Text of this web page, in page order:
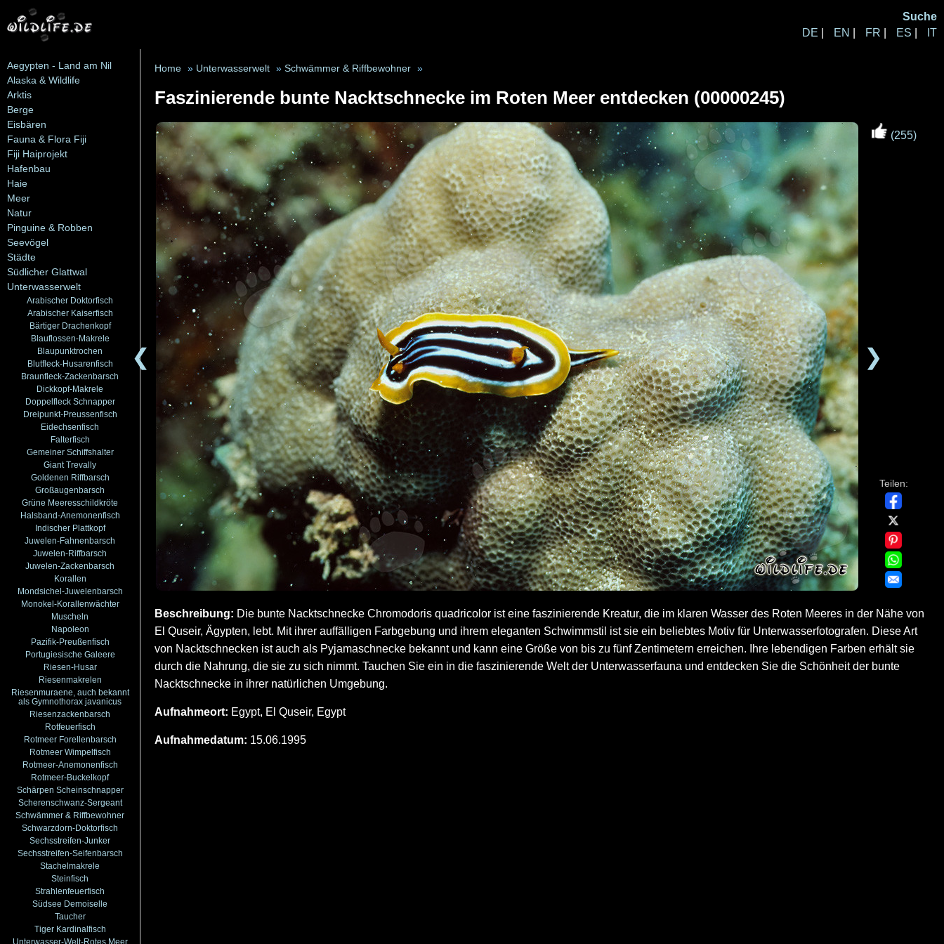
Suche
DE
EN FR ES IT
Aegypten - Land am Nil
Alaska & Wildlife
Arktis
Berge
Eisbären
Fauna & Flora Fiji
Fiji Haiprojekt
Hafenbau
Haie
Meer
Natur
Pinguine & Robben
Seevögel
Städte
Südlicher Glattwal
Unterwasserwelt
Arabischer Doktorfisch
Arabischer Kaiserfisch
Bärtiger Drachenkopf
Blauflossen-Makrele
Blaupunktrochen
Blutfleck-Husarenfisch
Braunfleck-Zackenbarsch
Dickkopf-Makrele
Doppelfleck Schnapper
Dreipunkt-Preussenfisch
Eidechsenfisch
Falterfisch
Gemeiner Schiffshalter
Giant Trevally
Goldenen Riffbarsch
Großaugenbarsch
Grüne Meeresschildkröte
Halsband-Anemonenfisch
Indischer Plattkopf
Juwelen-Fahnenbarsch
Juwelen-Riffbarsch
Juwelen-Zackenbarsch
Korallen
Mondsichel-Juwelenbarsch
Monokel-Korallenwächter
Muscheln
Napoleon
Pazifik-Preußenfisch
Portugiesische Galeere
Riesen-Husar
Riesenmakrelen
Riesenmuraene, auch bekannt
als Gymnothorax javanicus
Riesenzackenbarsch
Rotfeuerfisch
Rotmeer Forellenbarsch
Rotmeer Wimpelfisch
Rotmeer-Anemonenfisch
Rotmeer-Buckelkopf
Schärpen Scheinschnapper
Scherenschwanz-Sergeant
Schwämmer & Riffbewohner
Schwarzdorn-Doktorfisch
Sechsstreifen-Junker
Sechsstreifen-Seifenbarsch
Stachelmakrele
Steinfisch
Strahlenfeuerfisch
Südsee Demoiselle
Taucher
Tiger Kardinalfisch
Unterwasser-Welt-Rotes Meer
Home » Unterwasserwelt » Schwämmer & Riffbewohner »
Faszinierende bunte Nacktschnecke im Roten Meer entdecken (00000245)
❮ ❯
(255)
Teilen:
Beschreibung: Die bunte Nacktschnecke Chromodoris quadricolor ist eine faszinierende Kreatur, die im klaren Wasser des Roten Meeres in der Nähe von
El Quseir, Ägypten, lebt. Mit ihrer auffälligen Farbgebung und ihrem eleganten Schwimmstil ist sie ein beliebtes Motiv für Unterwasserfotografen. Diese Art
von Nacktschnecken ist auch als Pyjamaschnecke bekannt und kann eine Größe von bis zu fünf Zentimetern erreichen. Ihre lebendigen Farben erhält sie
durch die Nahrung, die sie zu sich nimmt. Tauchen Sie ein in die faszinierende Welt der Unterwasserfauna und entdecken Sie die Schönheit der bunte
Nacktschnecke in ihrer natürlichen Umgebung.
Aufnahmeort: Egypt, El Quseir, Egypt
Aufnahmedatum: 15.06.1995